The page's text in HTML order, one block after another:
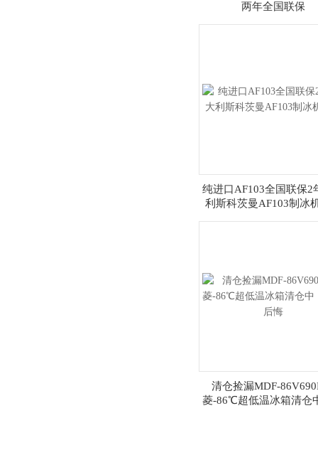
两年全国联保
纯进口AF103全国联保2
利斯科茨曼AF103制冰
清仓捡漏MDF-
菱-86℃超低温冰箱清仓